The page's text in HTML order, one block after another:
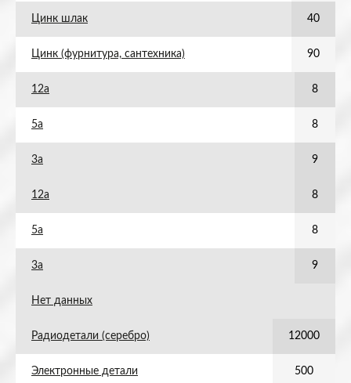
Цинк шлак 40
Цинк (фурнитура, сантехника) 90
12а 8
5а 8
3а 9
12а 8
5а 8
3а 9
Нет данных
Радиодетали (серебро) 12000
Электронные детали 500